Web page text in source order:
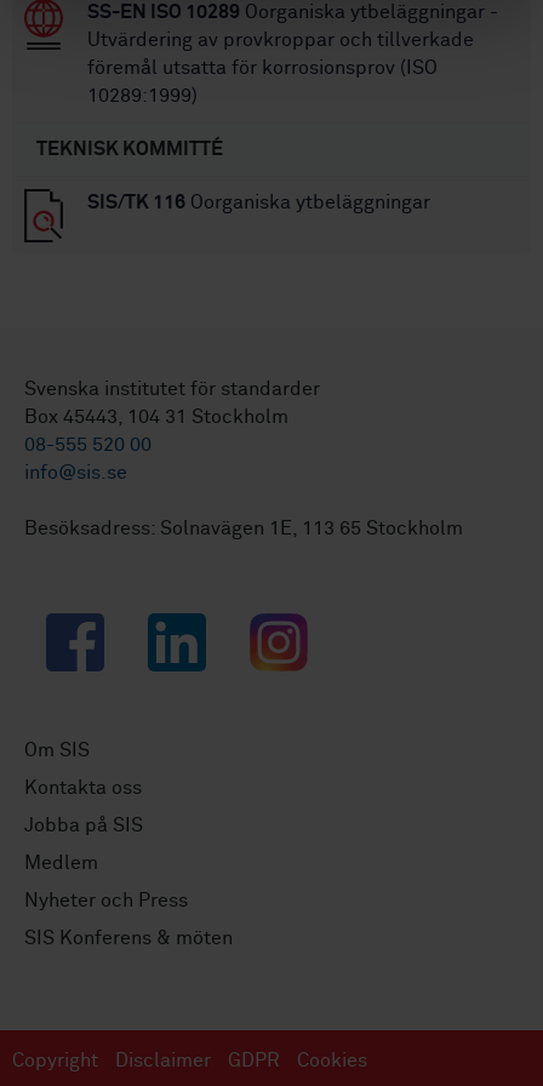
SS-EN ISO 10289 Oorganiska ytbeläggningar -
Utvärdering av provkroppar och tillverkade
föremål utsatta för korrosionsprov (ISO
10289:1999)
TEKNISK KOMMITTÉ
SIS/TK 116 Oorganiska ytbeläggningar
Svenska institutet för standarder
Box 45443, 104 31 Stockholm
08-555 520 00
info@sis.se
Besöksadress: Solnavägen 1E, 113 65 Stockholm
Facebook LinkedIn Instagram
Om SIS
Kontakta oss
Jobba på SIS
Medlem
Nyheter och Press
SIS Konferens & möten
Copyright Disclaimer GDPR Cookies